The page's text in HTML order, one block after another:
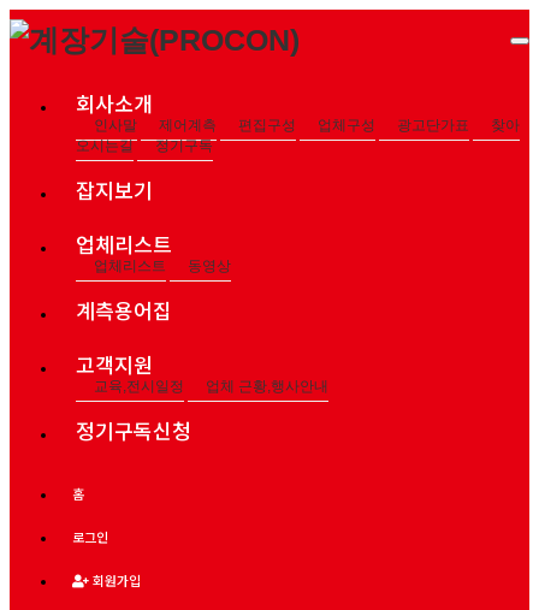
회사소개
인사말 제어계측 편집구성 업체구성 광고단가표
찾아
오시는길
정기구독
잡지보기
업체리스트
업체리스트 동영상
계측용어집
고객지원
교육,전시일정 업체 근황,행사안내
정기구독신청
홈
로그인
회원가입